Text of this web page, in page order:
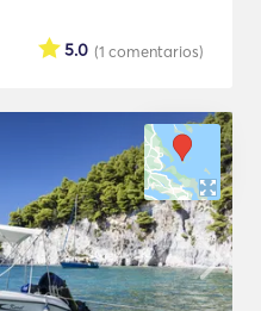
(1 comentarios)
5.0